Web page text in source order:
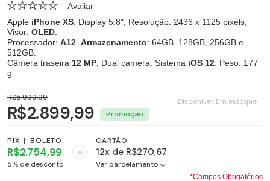
Avaliar
Apple iPhone XS. Display 5.8", Resolução: 2436 x 1125 pixels,
Visor: OLED.
Processador: A12. Armazenamento: 64GB, 128GB, 256GB e
512GB.
Câmera traseira 12 MP, Dual camera. Sistema iOS 12. Peso: 177
g
Disponível: Em estoque
R$5.999,99
R$2.899,99
PIX | BOLETO
R$2.754,99
5% de desconto
ou
CARTÃO
12x de R$270,67
Ver parcelamento ↓
*Campos Obrigatórios